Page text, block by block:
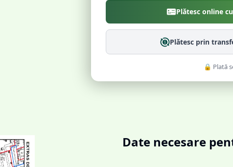
Plătesc online
Plătesc prin
🔒 Plată
Date necesare